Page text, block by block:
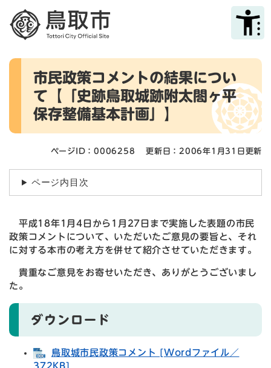
メニューを飛ばして本文へ
本
市民政策コメントの結果につい
て【「史跡鳥取城跡附太閤ヶ平
保存整備基本計画」】
ページID：0006258 更新日：2006年1月31日更新
ページ内目次
平成18年1月4日から1月27日まで実施した表題の市民
政策コメントについて、いただいたご意見の要旨と、それ
に対する本市の考え方を併せて紹介させていただきます。
貴重なご意見をお寄せいただき、ありがとうございまし
た。
ダウンロード
鳥取城市民政策コメント [Wordファイル／
372KB]